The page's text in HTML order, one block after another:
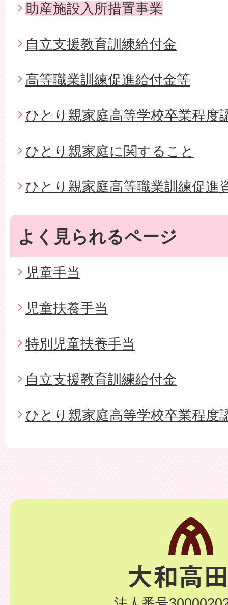
助産施設入所措置事業
自立支援教育訓練給付金
高等職業訓練促進給付金等
ひとり親家庭高等学校卒業程度
ひとり親家庭に関すること
ひとり親家庭高等職業訓練促進
よく見られるページ
児童手当
児童扶養手当
特別児童扶養手当
自立支援教育訓練給付金
ひとり親家庭高等学校卒業程度